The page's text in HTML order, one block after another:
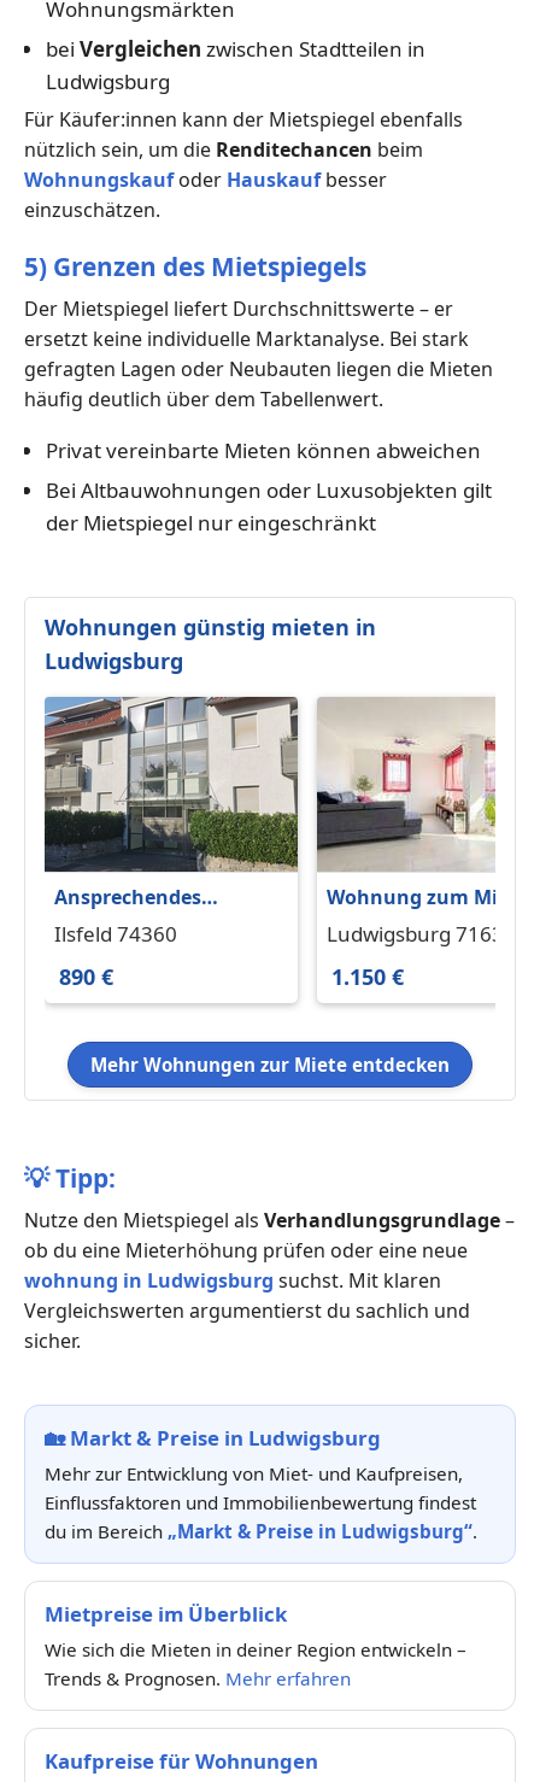
Wohnungsmärkten
bei Vergleichen zwischen Stadtteilen in
Ludwigsburg
Für Käufer:innen kann der Mietspiegel ebenfalls
nützlich sein, um die Renditechancen beim
Wohnungskaufoder Hauskaufbesser
einzuschätzen.
5) Grenzen des Mietspiegels
Der Mietspiegel liefert Durchschnittswerte – er
ersetzt keine individuelle Marktanalyse. Bei stark
gefragten Lagen oder Neubauten liegen die Mieten
häufig deutlich über dem Tabellenwert.
Privat vereinbarte Mieten können abweichen
Bei Altbauwohnungen oder Luxusobjekten gilt
der Mietspiegel nur eingeschränkt
Wohnungen günstig mieten in
Ludwigsburg
Ansprechendes
Appartement in
Ilsfeld 74360
890 €
Wohnung zum Mieten
in Ludwigsburg 1.150
Ludwigsburg 71634
1.150 €
Mehr Wohnungen zur Miete entdecken
💡Tipp:
Nutze den Mietspiegel als Verhandlungsgrundlage–
ob du eine Mieterhöhung prüfen oder eine neue
wohnung in Ludwigsburg suchst. Mit klaren
Vergleichswerten argumentierst du sachlich und
sicher.
🏡Markt & Preise in Ludwigsburg
Mehr zur Entwicklung von Miet- und Kaufpreisen,
Einflussfaktoren und Immobilienbewertung findest
du im Bereich „Markt & Preise in Ludwigsburg“.
Mietpreise im Überblick
Wie sich die Mieten in deiner Region entwickeln –
Trends & Prognosen. Mehr erfahren
Kaufpreise für Wohnungen